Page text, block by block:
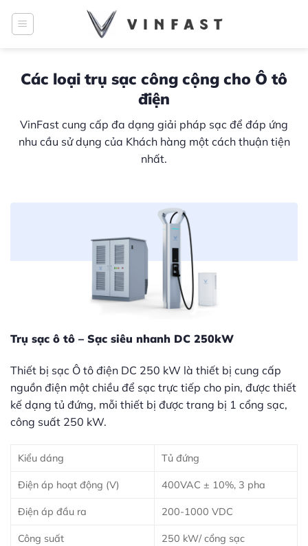
qua
Các loại trụ sạc công cộng cho Ô tô
điện
VinFast cung cấp đa dạng giải pháp sạc để đáp ứng
nhu cầu sử dụng của Khách hàng một cách thuận tiện
nhất.
Trụ sạc ô tô – Sạc siêu nhanh DC 250kW
Thiết bị sạc Ô tô điện DC 250 kW là thiết bị cung cấp
nguồn điện một chiều để sạc trực tiếp cho pin, được thiết
kế dạng tủ đứng, mỗi thiết bị được trang bị 1 cổng sạc,
công suất 250 kW.
Kiểu dáng Tủ đứng
Điện áp hoạt động (V) 400VAC ± 10%, 3 pha
Điện áp đầu ra 200-1000 VDC
Công suất 250 kW/ cổng sạc